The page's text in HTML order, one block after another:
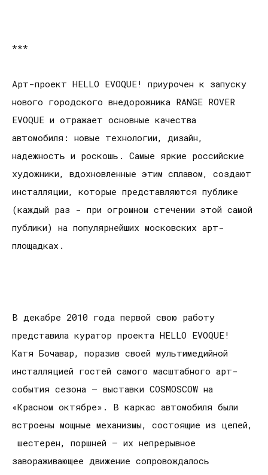
***
Арт-проект HELLO EVOQUE! приурочен к запуску
нового городского внедорожника RANGE ROVER
EVOQUE и отражает основные качества
автомобиля: новые технологии, дизайн,
надежность и роскошь. Самые яркие российские
художники, вдохновленные этим сплавом, создают
инсталляции, которые представляются публике
(каждый раз - при огромном стечении этой самой
публики) на популярнейших московских арт-
площадках.
В декабре 2010 года первой свою работу
представила куратор проекта HELLO EVOQUE!
Катя Бочавар, поразив своей мультимедийной
инсталляцией гостей самого масштабного арт-
события сезона – выставки COSMOSCOW на
«Красном октябре». В каркас автомобиля были
встроены мощные механизмы, состоящие из цепей,
шестерен, поршней – их непрерывное
завораживающее движение сопровождалось